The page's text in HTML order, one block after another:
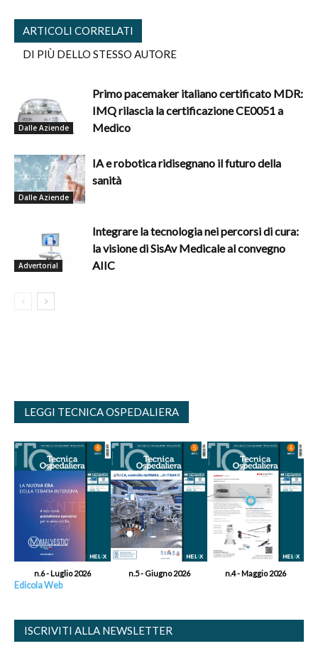
ARTICOLI CORRELATI
DI PIÙ DELLO STESSO AUTORE
Dalle Aziende
Primo pacemaker italiano certificato MDR:
IMQ rilascia la certificazione CE0051 a
Medico
Dalle Aziende
IA e robotica ridisegnano il futuro della
sanità
Advertorial
Integrare la tecnologia nei percorsi di cura:
la visione di SisAv Medicale al convegno
AIIC
LEGGI TECNICA OSPEDALIERA
n.6 - Luglio 2026 n.5 - Giugno 2026 n.4 - Maggio 2026
Edicola Web
ISCRIVITI ALLA NEWSLETTER